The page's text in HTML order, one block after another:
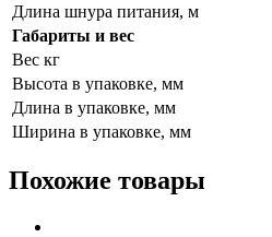
Длина шнура питания, м
Габариты и вес
Вес кг
Высота в упаковке, мм
Длина в упаковке, мм
Ширина в упаковке, мм
Похожие товары